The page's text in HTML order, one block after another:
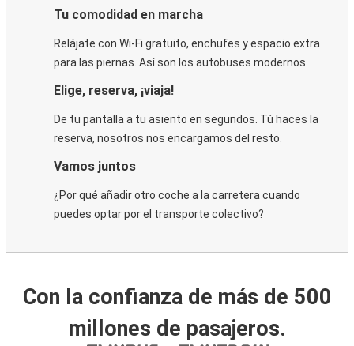
Tu comodidad en marcha
Relájate con Wi-Fi gratuito, enchufes y espacio extra
para las piernas. Así son los autobuses modernos.
Elige, reserva, ¡viaja!
De tu pantalla a tu asiento en segundos. Tú haces la
reserva, nosotros nos encargamos del resto.
Vamos juntos
¿Por qué añadir otro coche a la carretera cuando
puedes optar por el transporte colectivo?
Con la confianza de más de 500
millones de pasajeros.